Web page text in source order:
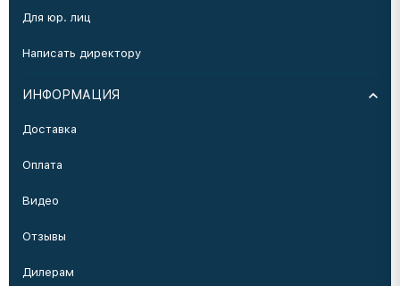
Для юр. лиц
Написать директору
ИНФОРМАЦИЯ
Доставка
Оплата
Видео
Отзывы
Дилерам